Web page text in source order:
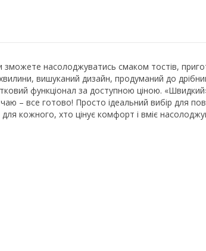
зможете насолоджуватись смаком тостів,
вишуканий дизайн, продуманий до
функціонал за доступною ціною.
– все готово! Просто ідеальний вибір для
кожного, хто цінує комфорт і вміє